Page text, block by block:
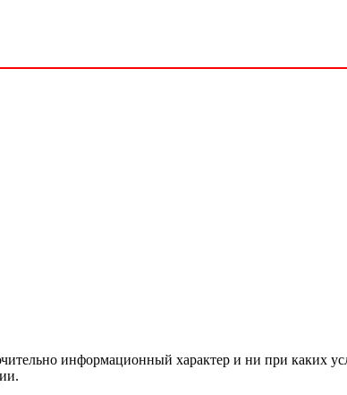
информационный характер и ни при каких